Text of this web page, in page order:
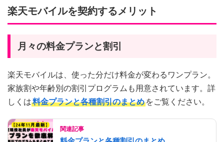
楽天モバイルを契約するメリット
月々の料金プランと割引
楽天モバイルは、使った分だけ料金が変わるワンプラン。
家族割や年齢別の割引プログラムも用意されています。詳
しくは料金プランと各種割引のまとめ をご覧ください。
関連記事